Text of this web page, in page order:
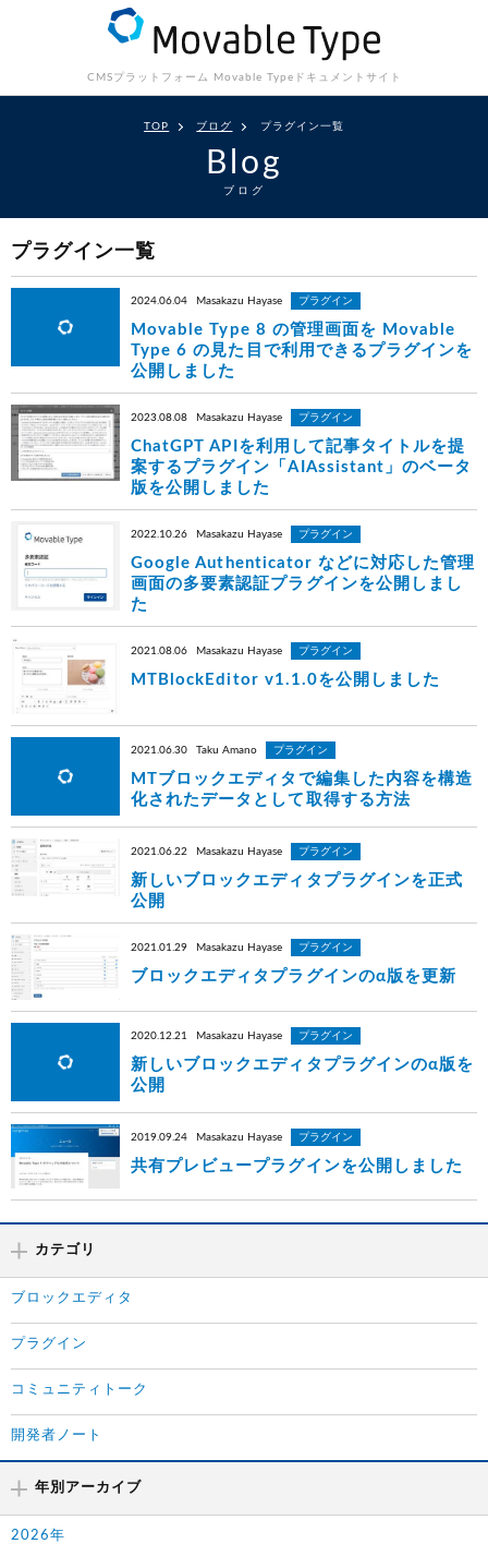
CMSプラットフォーム Movable Type ドキュメントサイト
TOP ブログ プラグイン一覧
Blog
ブログ
プラグイン一覧
2024.06.04 Masakazu Hayase プラグイン
Movable Type 8 の管理画面を Movable
Type 6 の見た目で利用できるプラグインを
公開しました
2023.08.08 Masakazu Hayase プラグイン
ChatGPT APIを利用して記事タイトルを提
案するプラグイン「AIAssistant」のベータ
版を公開しました
2022.10.26 Masakazu Hayase プラグイン
Google Authenticator などに対応した管理
画面の多要素認証プラグインを公開しまし
た
2021.08.06 Masakazu Hayase プラグイン
MTBlockEditor v1.1.0を公開しました
2021.06.30 Taku Amano プラグイン
MTブロックエディタで編集した内容を構造
化されたデータとして取得する方法
2021.06.22 Masakazu Hayase プラグイン
新しいブロックエディタプラグインを正式
公開
2021.01.29 Masakazu Hayase プラグイン
ブロックエディタプラグインのα版を更新
2020.12.21 Masakazu Hayase プラグイン
新しいブロックエディタプラグインのα版を
公開
2019.09.24 Masakazu Hayase プラグイン
共有プレビュープラグインを公開しました
カテゴリ
ブロックエディタ
プラグイン
コミュニティトーク
開発者ノート
年別アーカイブ
2026年